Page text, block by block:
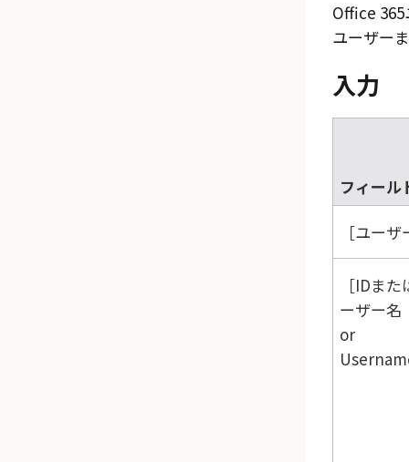
Office 365
ユーザー
入力
フィール
ユーザ
IDまた
ーザー名
or